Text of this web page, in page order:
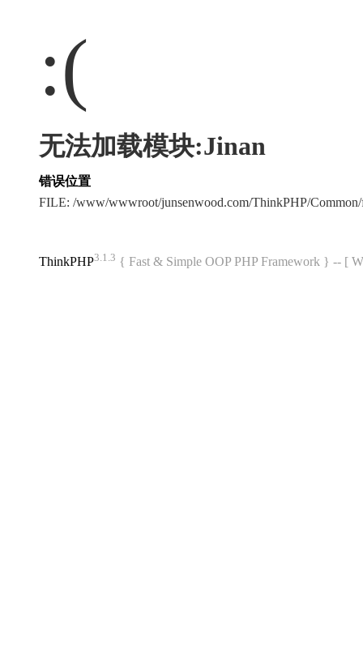
:(
无法加载模块:Jinan
错误位置
FILE: /www/wwwroot/junsenwood.com/ThinkPHP/
ThinkPHP3.1.3 { Fast & Simple OOP PHP Framework } -- [